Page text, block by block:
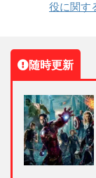
役に関す
随時更新